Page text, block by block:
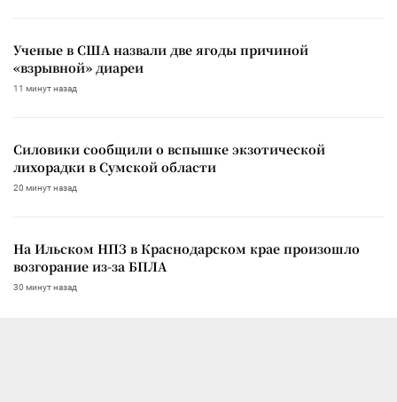
Ученые в США назвали две ягоды причиной
«взрывной» диареи
11 минут назад
Силовики сообщили о вспышке экзотической
лихорадки в Сумской области
20 минут назад
На Ильском НПЗ в Краснодарском крае произошло
возгорание из-за БПЛА
30 минут назад